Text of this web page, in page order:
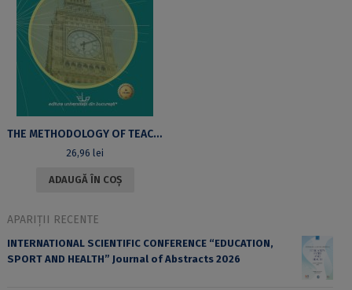
THE METHODOLOGY OF TEACHING ENGLISH AS A FOREIGN LANGUAGE
26,96lei
ADAUGĂ ÎN COȘ
APARIȚII RECENTE
INTERNATIONAL SCIENTIFIC CONFERENCE “EDUCATION,
SPORT AND HEALTH” Journal of Abstracts 2026